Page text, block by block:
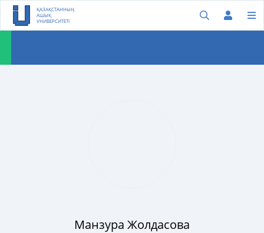
ҚАЗАҚСТАННЫҢ
АШЫҚ
УНИВЕРСИТЕТІ
Манзура Жолдасова